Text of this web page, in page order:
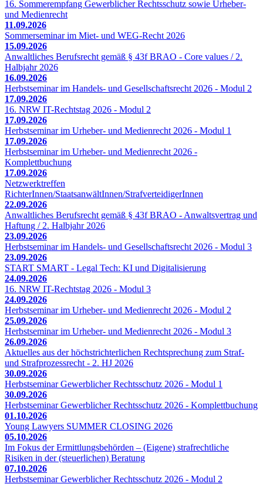
16. Sommerempfang Gewerblicher Rechtsschutz sowie Urheber-
und Medienrecht
11.09.2026
Sommerseminar im Miet- und WEG-Recht 2026
15.09.2026
Anwaltliches Berufsrecht gemäß § 43f BRAO - Core values / 2.
Halbjahr 2026
16.09.2026
Herbstseminar im Handels- und Gesellschaftsrecht 2026 - Modul 2
17.09.2026
16. NRW IT-Rechtstag 2026 - Modul 2
17.09.2026
Herbstseminar im Urheber- und Medienrecht 2026 - Modul 1
17.09.2026
Herbstseminar im Urheber- und Medienrecht 2026 -
Komplettbuchung
17.09.2026
Netzwerktreffen
RichterInnen/StaatsanwältInnen/StrafverteidigerInnen
22.09.2026
Anwaltliches Berufsrecht gemäß § 43f BRAO - Anwaltsvertrag und
Haftung / 2. Halbjahr 2026
23.09.2026
Herbstseminar im Handels- und Gesellschaftsrecht 2026 - Modul 3
23.09.2026
START SMART - Legal Tech: KI und Digitalisierung
24.09.2026
16. NRW IT-Rechtstag 2026 - Modul 3
24.09.2026
Herbstseminar im Urheber- und Medienrecht 2026 - Modul 2
25.09.2026
Herbstseminar im Urheber- und Medienrecht 2026 - Modul 3
26.09.2026
Aktuelles aus der höchstrichterlichen Rechtsprechung zum Straf-
und Strafprozessrecht - 2. HJ 2026
30.09.2026
Herbstseminar Gewerblicher Rechtsschutz 2026 - Modul 1
30.09.2026
Herbstseminar Gewerblicher Rechtsschutz 2026 - Komplettbuchung
01.10.2026
Young Lawyers SUMMER CLOSING 2026
05.10.2026
Im Fokus der Ermittlungsbehörden – (Eigene) strafrechtliche
Risiken in der (steuerlichen) Beratung
07.10.2026
Herbstseminar Gewerblicher Rechtsschutz 2026 - Modul 2